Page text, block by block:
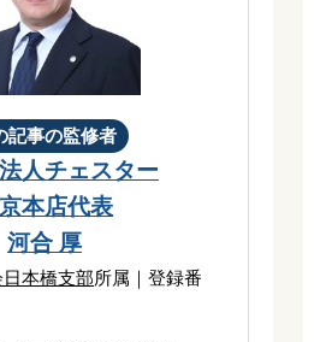
記事の監修者
人チェスター
本店代表
河合 厚
本橋支部所属｜登録番